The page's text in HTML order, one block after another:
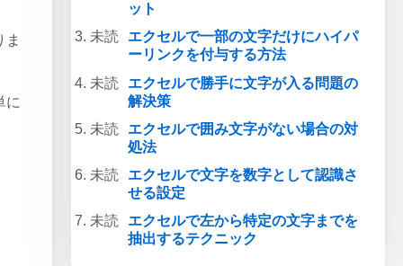
ま
に
ット
エクセルで一部の文字だけにハイパ
ーリンクを付与する方法
エクセルで勝手に文字が入る問題の
解決策
エクセルで囲み文字がない場合の対
処法
エクセルで文字を数字として認識さ
せる設定
エクセルで左から特定の文字までを
抽出するテクニック